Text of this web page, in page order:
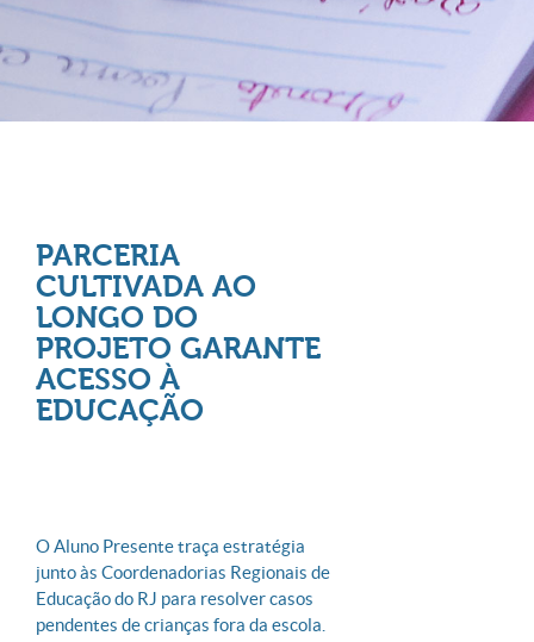
PARCERIA
CULTIVADA AO
LONGO DO
PROJETO GARANTE
ACESSO À
EDUCAÇÃO
O Aluno Presente traça estratégia
junto às Coordenadorias Regionais de
Educação do RJ para resolver casos
pendentes de crianças fora da escola.